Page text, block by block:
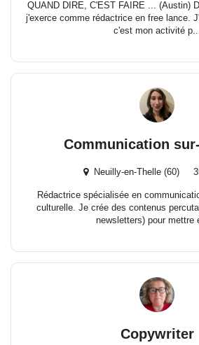
QUAND DIRE, C'EST FAIRE ... (Austin)
j'exerce comme rédactrice en free lance.
c'est mon activité p...
Communication
Neuilly-en-Thelle (60)
Rédactrice spécialisée en
culturelle. Je crée des contenus
newsletters) pour mettre
Copywriter